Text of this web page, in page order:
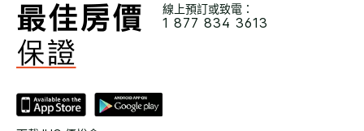
線上預訂或致電：
1 877 834 3613